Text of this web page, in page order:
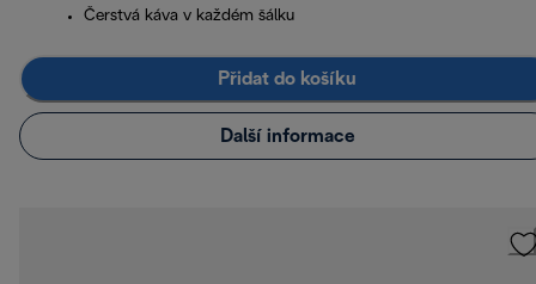
Čerstvá káva v každém šálku
Přidat do košíku
Další informace